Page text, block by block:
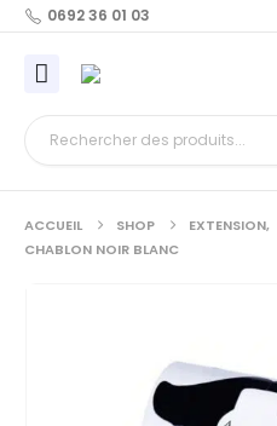
0692 36 01 03
ACCUEIL SHOP EXTENSION,
CHABLON NOIR BLANC